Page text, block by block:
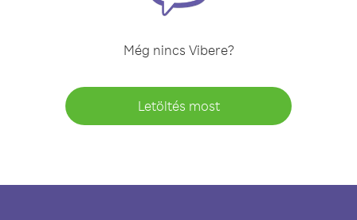
Még nincs Vibere?
Letöltés most